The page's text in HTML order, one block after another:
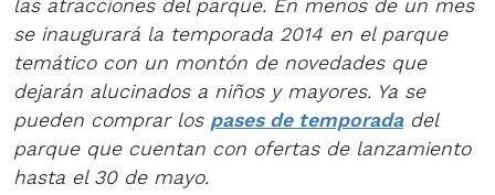
las atracciones del parque. En menos de un mes
se inaugurará la temporada 2014 en el parque
temático con un montón de novedades que
dejarán alucinados a niños y mayores. Ya se
pueden comprar los pases de temporadadel
parque que cuentan con ofertas de lanzamiento
hasta el 30 de mayo.